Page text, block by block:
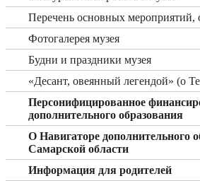
Перечень основных мероприятий,
Фотогалерея музея
Будни и праздники музея
«Десант, овеянный легендой» (о
Персонифицированное
дополнительного образования
О Навигаторе дополнительного
Самарской области
Информация для родителей